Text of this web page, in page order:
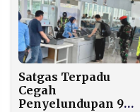
Satgas Terpadu
Cegah
Penyelundupan 9